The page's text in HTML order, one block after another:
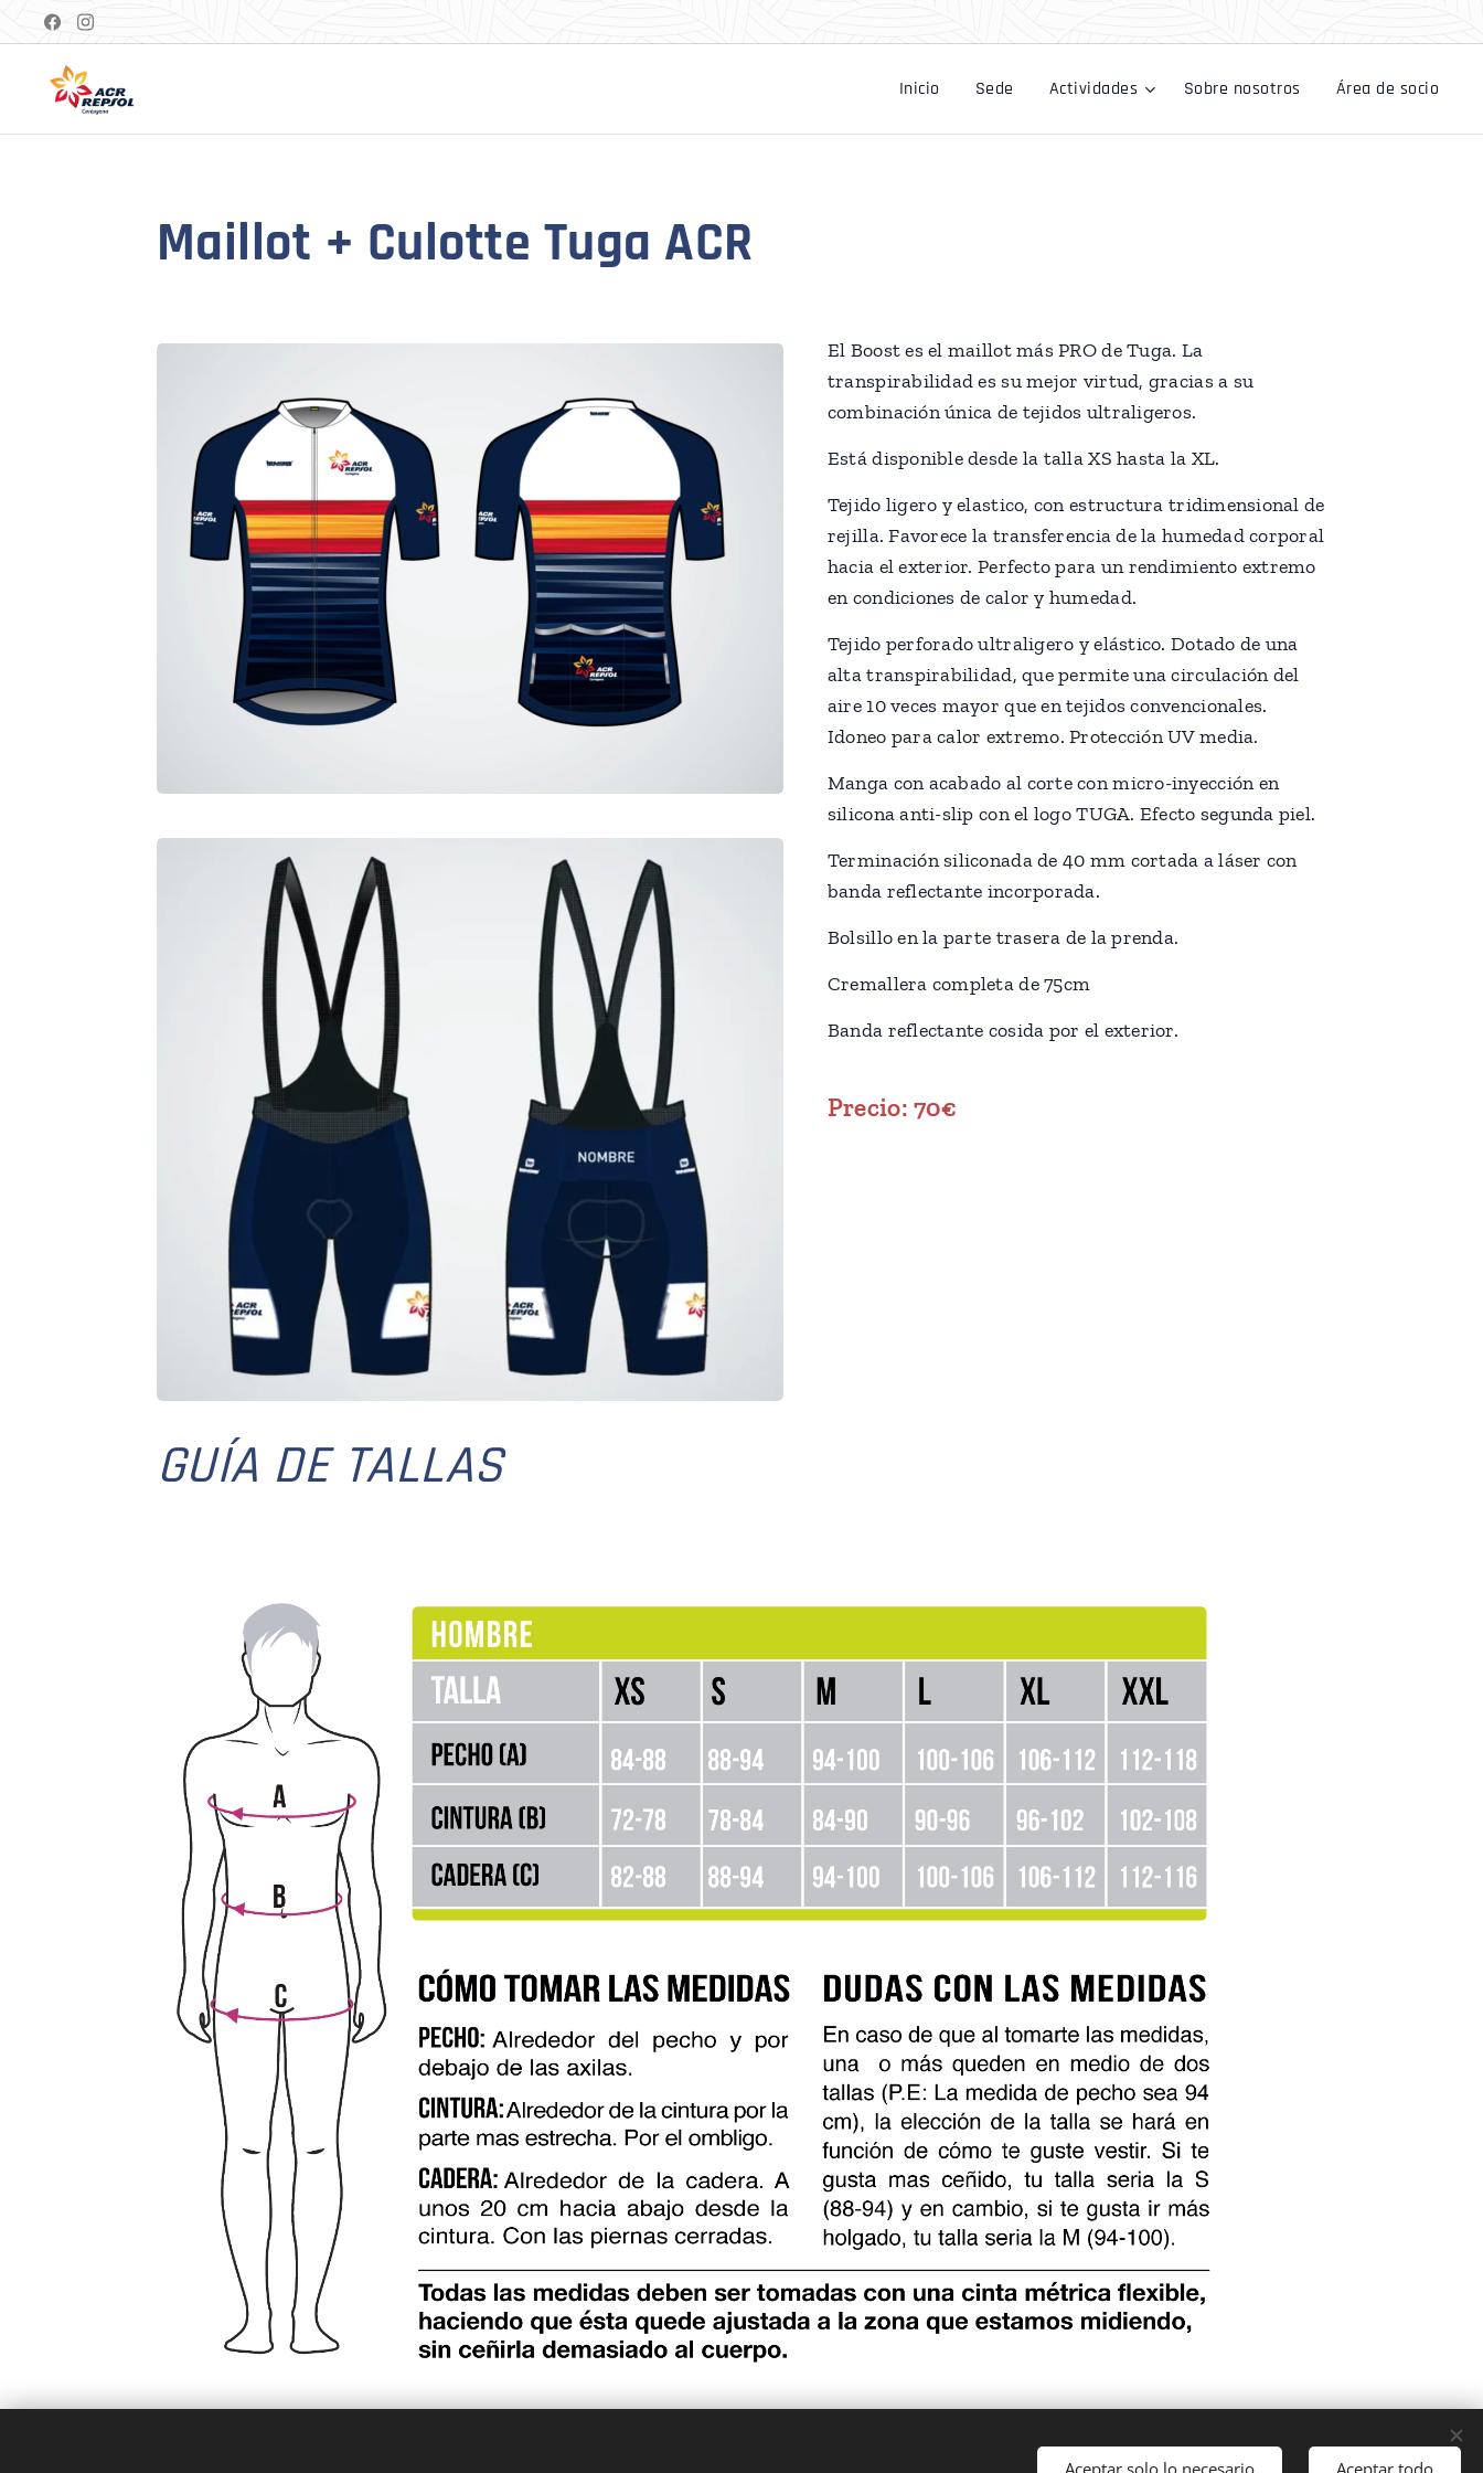
Inicio Sede Actividades Sobre nosotros Área de socio
Maillot + Culotte Tuga ACR
El Boost es el maillot más PRO de Tuga. La
transpirabilidad es su mejor virtud, gracias a su
combinación única de tejidos ultraligeros.
Está disponible desde la talla XS hasta la XL.
Tejido ligero y elastico, con estructura tridimensional de
rejilla. Favorece la transferencia de la humedad corporal
hacia el exterior. Perfecto para un rendimiento extremo
en condiciones de calor y humedad.
Tejido perforado ultraligero y elástico. Dotado de una
alta transpirabilidad, que permite una circulación del
aire 10 veces mayor que en tejidos convencionales.
Idoneo para calor extremo. Protección UV media.
Manga con acabado al corte con micro-inyección en
silicona anti-slip con el logo TUGA. Efecto segunda piel.
Terminación siliconada de 40 mm cortada a láser con
banda reflectante incorporada.
Bolsillo en la parte trasera de la prenda.
Cremallera completa de 75cm
Banda reflectante cosida por el exterior.
Precio: 70€
GUÍA DE TALLAS
Aceptar solo lo necesario Aceptar todo